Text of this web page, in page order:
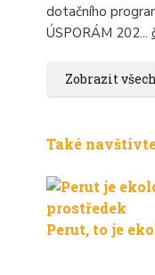
dotačního
ÚSPORÁM 202...
Zobrazit
Také
Perut, to je